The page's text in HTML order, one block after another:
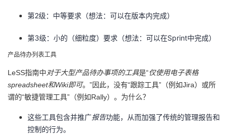
第2级：中等要求（想法：可以在版本内完成）
第3级：小的（细粒度）要求（想法：可以在Sprint中完成）
产品待办列表工具
LeSS指南中对于大型产品待办事项的工具是“仅使用电子表格
spreadsheet和Wiki即可。”因此，没有“跟踪工具”（例如Jira）或所
谓的“敏捷管理工具”（例如Rally）。为什么？
这些工具包含并推广报告功能，从而加强了传统的管理报告和
控制的行为。